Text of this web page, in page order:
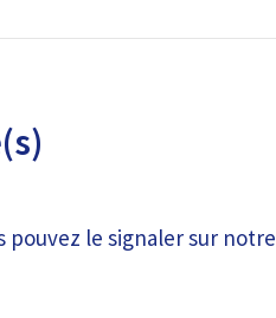
pouvez le signaler sur notre